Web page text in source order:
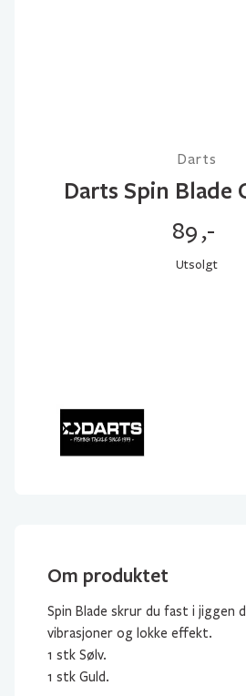
Darts
Darts Spin Blade
89,-
Utsolgt
Om produktet
Spin Blade skrur du fast i jiggen
vibrasjoner og lokke effekt.
1 stk Sølv.
1 stk Guld.